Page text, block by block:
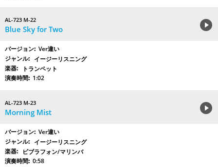
AL-723 M-22
Blue Sky for Two
Ver違い
イージーリスニング
トランペット
1:02
AL-723 M-23
Morning Mist
Ver違い
イージーリスニング
ビブラフォン/マリンバ
0:58